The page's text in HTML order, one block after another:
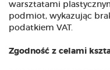
warsztatami
podmiot, wykazując
podatkiem VAT.
Zgodność z celami